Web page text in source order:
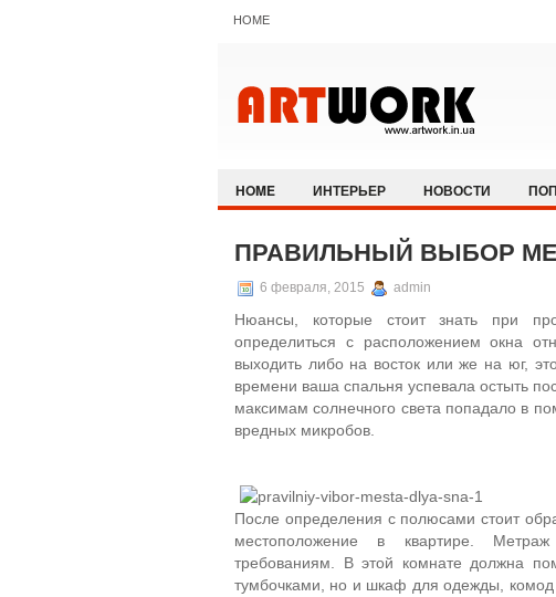
HOME
HOME ИНТЕРЬЕР НОВОСТИ
ПРАВИЛЬНЫЙ ВЫБОР
6 февраля, 2015 admin
Нюансы, которые стоит знать при
определиться с расположением окна
выходить либо на восток или же на юг,
времени ваша спальня успевала остыть
максимам солнечного света попадало в
вредных микробов.
После определения с полюсами стоит
местоположение в квартире.
требованиям. В этой комнате должна
тумбочками, но и шкаф для одежды,